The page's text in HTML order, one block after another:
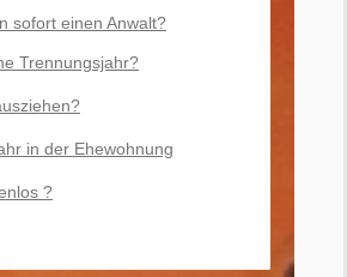
sofort einen Anwalt?
Trennungsjahr?
in der Ehewohnung
?